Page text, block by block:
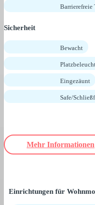
Barrierefreie
Sicherheit
Bewacht
Eingezäunt
Safe/
Mehr Informationen
Einrichtungen für